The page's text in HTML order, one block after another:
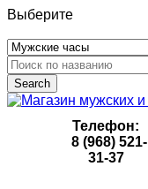
Выберите
Search
Телефон:
8 (968) 521-
31-37